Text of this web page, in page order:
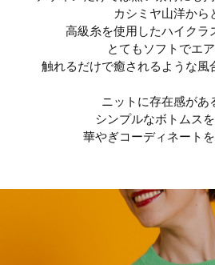
カシミヤ山洋から
高級糸を使用したハイクラ
とてもソフトでエア
触れるだけで癒されるような風
ニットに存在感があ
シンプルなボトムス
華やぎコーディネートを